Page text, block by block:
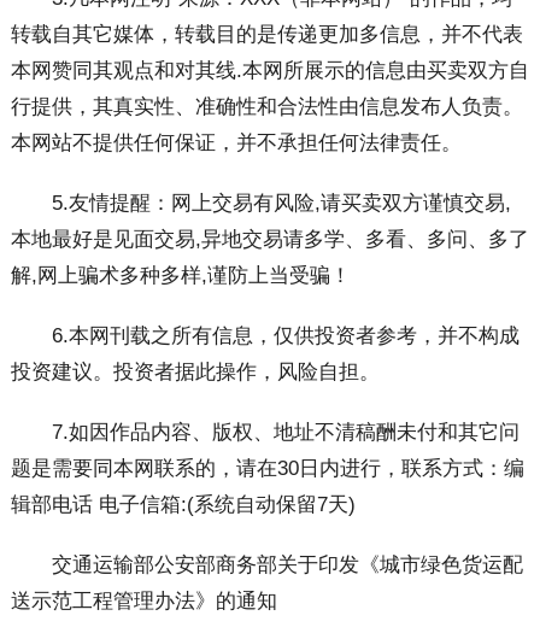
转载自其它媒体，转载目的是传递更加多信息，并不代表
本网赞同其观点和对其线.本网所展示的信息由买卖双方自
行提供，其真实性、准确性和合法性由信息发布人负责。
本网站不提供任何保证，并不承担任何法律责任。
5.友情提醒：网上交易有风险,请买卖双方谨慎交易,
本地最好是见面交易,异地交易请多学、多看、多问、多了
解,网上骗术多种多样,谨防上当受骗！
6.本网刊载之所有信息，仅供投资者参考，并不构成
投资建议。投资者据此操作，风险自担。
7.如因作品内容、版权、地址不清稿酬未付和其它问
题是需要同本网联系的，请在30日内进行，联系方式：编
辑部电话 电子信箱:(系统自动保留7天)
交通运输部公安部商务部关于印发《城市绿色货运配
送示范工程管理办法》的通知